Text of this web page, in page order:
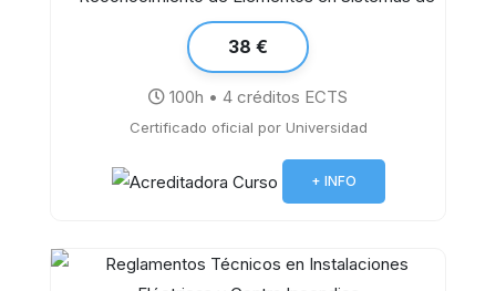
Sistemas de Calefacción
38 €
100h • 4 créditos ECTS
Certificado oficial por Universidad
+ INFO